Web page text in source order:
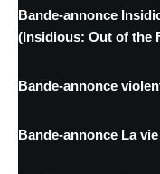
Bande-annonce
(Insidious: Out of the
Bande-annonce
Bande-annonce La